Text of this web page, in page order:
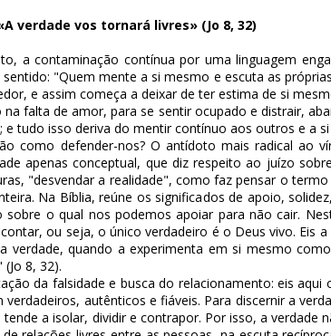
verdade vos tornará livres» (Jo 8, 32)
a contaminação contínua por uma linguagem
sentido: "Quem mente a si mesmo e escuta as
e assim começa a deixar de ter estima de si
na falta de amor, para se sentir ocupado e distrair,
e tudo isso deriva do mentir contínuo aos outros e a
como defender-nos? O antídoto mais radical ao
apenas conceptual, que diz respeito ao juízo
"desvendar a realidade", como faz pensar o
Na Bíblia, reúne os significados de apoio,
sobre o qual nos podemos apoiar para não cair.
ou seja, o único verdadeiro é o Deus vivo. Eis
verdade, quando a experimenta em si mesmo
(Jo 8, 32).
da falsidade e busca do relacionamento: eis
verdadeiros, autênticos e fiáveis. Para discernir a
tende a isolar, dividir e contrapor. Por isso, a